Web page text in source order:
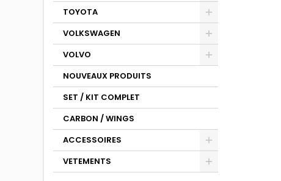
TOYOTA
VOLKSWAGEN
VOLVO
NOUVEAUX PRODUITS
SET / KIT COMPLET
CARBON / WINGS
ACCESSOIRES
VETEMENTS